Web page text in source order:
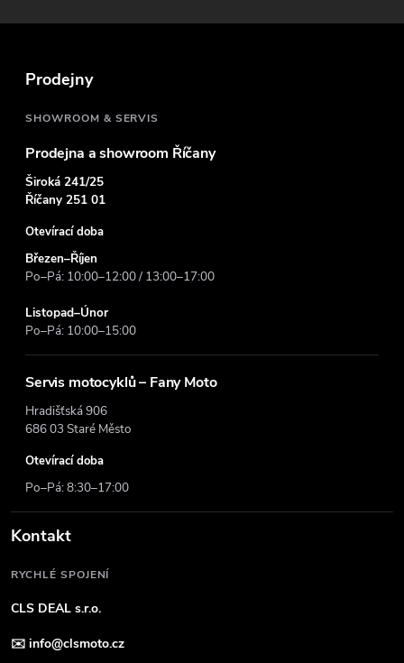
a
Prodejny
SHOWROOM & SERVIS
Prodejna a showroom Říčany
Široká 241/25
Říčany 251 01
Otevírací doba
Březen–Říjen
Po–Pá: 10:00–12:00 / 13:00–17:00
Listopad–Únor
Po–Pá: 10:00–15:00
Servis motocyklů – Fany Moto
Hradišťská 906
686 03 Staré Město
Otevírací doba
Po–Pá: 8:30–17:00
Kontakt
RYCHLÉ SPOJENÍ
CLS DEAL s.r.o.
✉️ info@clsmoto.cz